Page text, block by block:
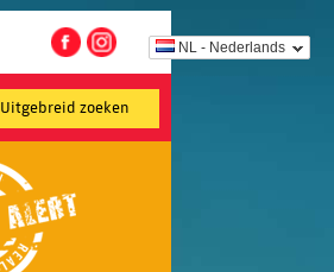
NL - Nederlands
Uitgebreid zoeken